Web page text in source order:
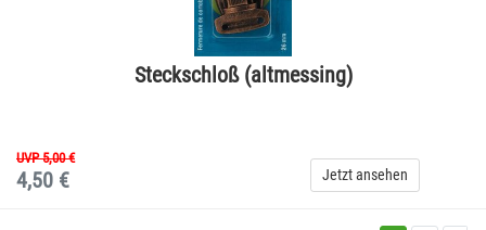
Steckschloß (altmessing)
UVP 5,00 €
4,50 € Jetzt ansehen